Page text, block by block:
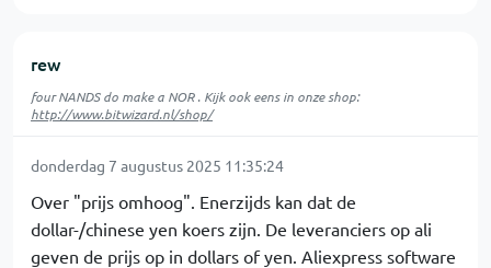
rew
four NANDS do make a NOR . Kijk ook eens in onze shop:
http://www.bitwizard.nl/shop/
donderdag 7 augustus 2025 11:35:24
Over "prijs omhoog". Enerzijds kan dat de
dollar-/chinese yen koers zijn. De leveranciers op ali
geven de prijs op in dollars of yen. Aliexpress software